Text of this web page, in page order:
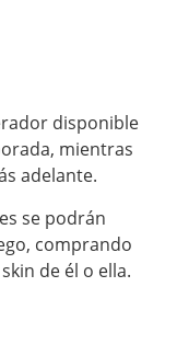
disponible
mientras
adelante.
se podrán
comprando
de él o ella.